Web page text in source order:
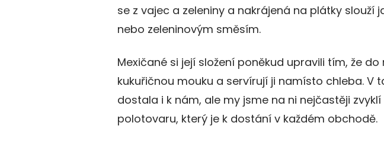
se z vajec a zeleniny a nakrájená na plátky slouží
nebo zeleninovým směsím.
Mexičané si její složení poněkud upravili tím, že do
kukuřičnou mouku a servírují ji namísto chleba. V
dostala i k nám, ale my jsme na ni nejčastěji
polotovaru, který je k dostání v každém obchodě.